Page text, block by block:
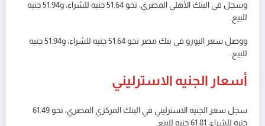
وسجل في البنك الأهلي المصري، نحو 51.64 جنيه للشراء، و51.94 جنيه
للبيع.
ووصل سعر اليورو في بنك مصر نحو 51.64 جنيه للشراء، و51.94 جنيه
للبيع.
أسعار الجنيه الاسترليني
سجل سعر الجنيه الاسترليني في البنك المركزي المصري، نحو 61.49
جنيه للشراء، 61.81 جنيه للبيع.